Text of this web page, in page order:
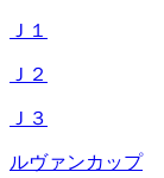
Ｊ１
Ｊ２
Ｊ３
ルヴァンカップ